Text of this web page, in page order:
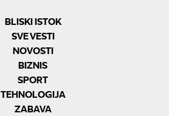
BLISKI ISTOK
SVE VESTI
NOVOSTI
BIZNIS
SPORT
TEHNOLOGIJA
ZABAVA